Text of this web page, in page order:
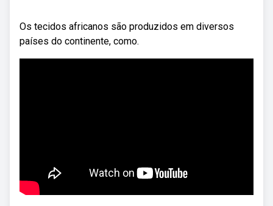
Os tecidos africanos são produzidos em diversos
países do continente, como.